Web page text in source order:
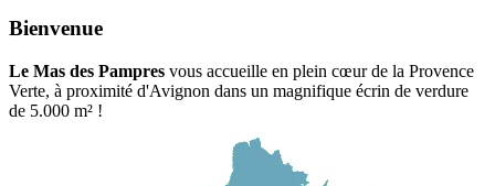
Bienvenue
Le Mas des Pampres vous accueille en plein cœur de la Provence
Verte, à proximité d'Avignon dans un magnifique écrin de verdure
de 5.000 m² !